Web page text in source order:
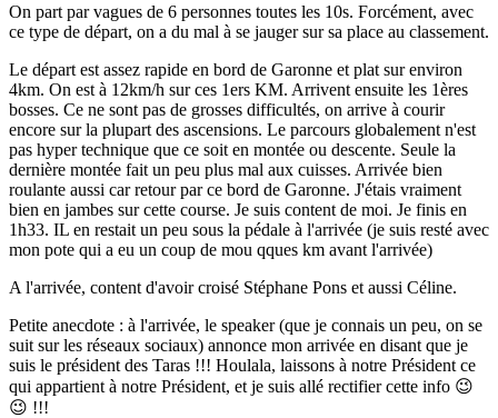
On part par vagues de 6 personnes toutes les 10s. Forcément, avec
ce type de départ, on a du mal à se jauger sur sa place au classement.
Le départ est assez rapide en bord de Garonne et plat sur environ
4km. On est à 12km/h sur ces 1ers KM. Arrivent ensuite les 1ères
bosses. Ce ne sont pas de grosses difficultés, on arrive à courir
encore sur la plupart des ascensions. Le parcours globalement n'est
pas hyper technique que ce soit en montée ou descente. Seule la
dernière montée fait un peu plus mal aux cuisses. Arrivée bien
roulante aussi car retour par ce bord de Garonne. J'étais vraiment
bien en jambes sur cette course. Je suis content de moi. Je finis en
1h33. IL en restait un peu sous la pédale à l'arrivée (je suis resté avec
mon pote qui a eu un coup de mou qques km avant l'arrivée)
A l'arrivée, content d'avoir croisé Stéphane Pons et aussi Céline.
Petite anecdote : à l'arrivée, le speaker (que je connais un peu, on se
suit sur les réseaux sociaux) annonce mon arrivée en disant que je
suis le président des Taras !!! Houlala, laissons à notre Président ce
qui appartient à notre Président, et je suis allé rectifier cette info 😉
😉 !!!